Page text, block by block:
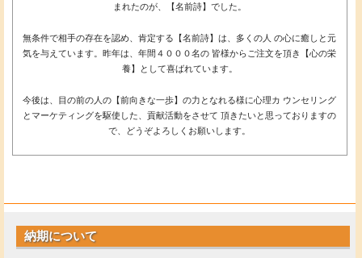
まれたのが、【名前詩】でした。
無条件で相手の存在を認め、肯定する【名前詩】は、多くの人 の心に癒しと元
気を与えています。昨年は、年間４０００名の 皆様からご注文を頂き【心の栄
養】として喜ばれています。
今後は、目の前の人の【前向きな一歩】の力となれる様に心理カ ウンセリング
とマーケティングを駆使した、貢献活動をさせて 頂きたいと思っておりますの
で、どうぞよろしくお願いします。
納期について